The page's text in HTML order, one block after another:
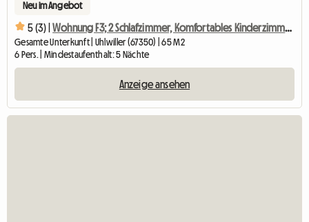
Neu im Angebot
5 (3) | Wohnung F3; 2 Schlafzimmer, Komfortables Kinderzimmer In Opt°
Gesamte Unterkunft | Uhlwiller (67350) | 65 M2
6 Pers. | Mindestaufenthalt: 5 Nächte
Anzeige ansehen